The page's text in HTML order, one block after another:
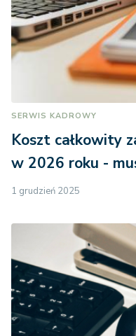
SERWIS KADROWY
Koszt całkowity
w 2026 roku -
1 grudzień 2025